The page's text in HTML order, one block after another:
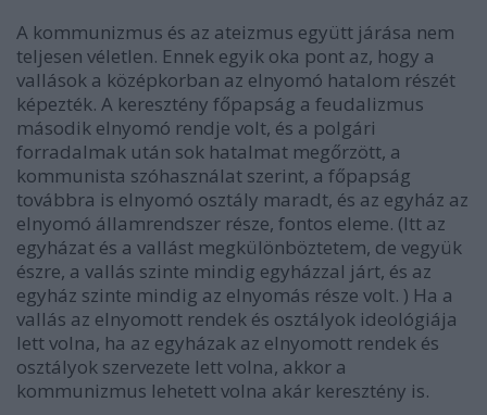
A kommunizmus és az ateizmus együtt járása nem
teljesen véletlen. Ennek egyik oka pont az, hogy a
vallások a középkorban az elnyomó hatalom részét
képezték. A keresztény főpapság a feudalizmus
második elnyomó rendje volt, és a polgári
forradalmak után sok hatalmat megőrzött, a
kommunista szóhasználat szerint, a főpapság
továbbra is elnyomó osztály maradt, és az egyház az
elnyomó államrendszer része, fontos eleme. (Itt az
egyházat és a vallást megkülönböztetem, de vegyük
észre, a vallás szinte mindig egyházzal járt, és az
egyház szinte mindig az elnyomás része volt. ) Ha a
vallás az elnyomott rendek és osztályok ideológiája
lett volna, ha az egyházak az elnyomott rendek és
osztályok szervezete lett volna, akkor a
kommunizmus lehetett volna akár keresztény is.